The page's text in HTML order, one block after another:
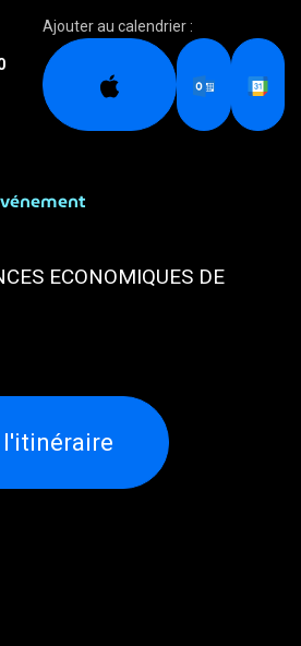
Ajouter au calendrier :
ECONOMIQUES DE